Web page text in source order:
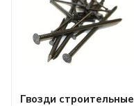
Гвозди строительные